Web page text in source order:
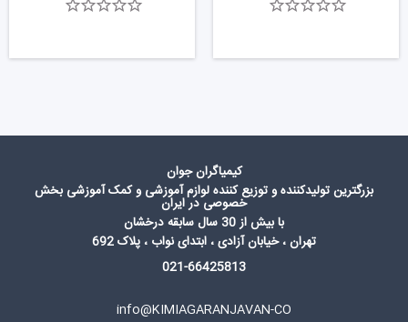
کیمیاگران جوان
بزرگترین تولیدکننده و توزیع کننده لوازم آموزشی و کمک آموزشی بخش
خصوصی در ایران
با بیش از 30 سال سابقه درخشان
تهران ، خیابان آزادی ، ابتدای نواب ، پلاک 692
021-66425813
info@KIMIAGARANJAVAN-CO